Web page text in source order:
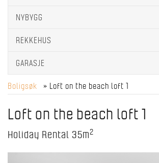
NYBYGG
REKKEHUS
GARASJE
Boligsøk » Loft on the beach loft 1
Loft on the beach loft 1
Holiday Rental 35m2